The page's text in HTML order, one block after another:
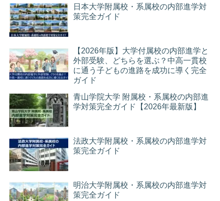
日本大学附属校・系属校の内部進学対
策完全ガイド
【2026年版】大学付属校の内部進学と
外部受験、どちらを選ぶ？中高一貫校
に通う子どもの進路を成功に導く完全
ガイド
青山学院大学 附属校・系属校の内部進
学対策完全ガイド【2026年最新版】
法政大学附属校・系属校の内部進学対
策完全ガイド
明治大学附属校・系属校の内部進学対
策完全ガイド